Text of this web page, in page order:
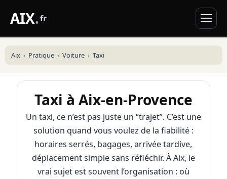
AIX.fr
Aix Pratique Voiture Taxi
Taxi à Aix-en-Provence
Un taxi, ce n’est pas juste un “trajet”. C’est une
solution quand vous voulez de la fiabilité :
horaires serrés, bagages, arrivée tardive,
déplacement simple sans réfléchir. À Aix, le
vrai sujet est souvent l’organisation : où